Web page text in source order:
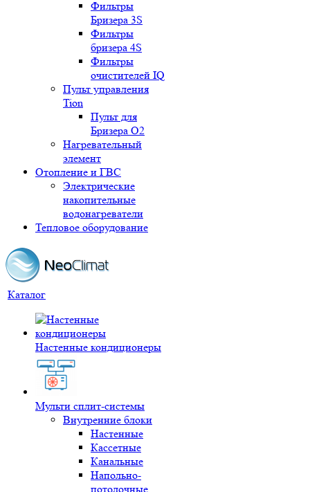
Фильтры
Бризера 3S
Фильтры
бризера 4S
Фильтры
очистителей IQ
Пульт управления
Tion
Пульт для
Бризера O2
Нагревательный
элемент
Отопление и ГВС
Электрические
накопительные
водонагреватели
Тепловое оборудование
Каталог
Настенные кондиционеры
Мульти сплит-системы
Внутренние блоки
Настенные
Кассетные
Канальные
Напольно-
потолочные